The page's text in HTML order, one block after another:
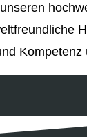
Kompetenz